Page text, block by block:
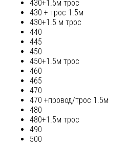
430+1.5м трос
430 + трос 1.5м
430+1.5 м трос
440
445
450
450+1.5м трос
460
465
470
470 +провод/трос 1.5м
480
480+1.5м трос
490
500